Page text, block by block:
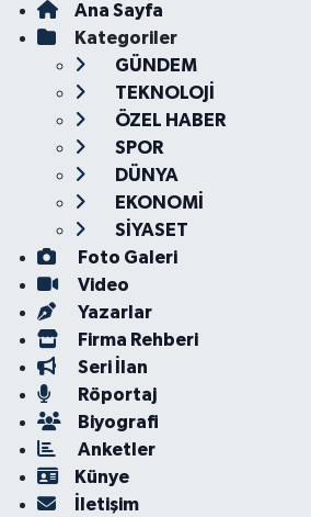
Ana Sayfa
Kategoriler
GÜNDEM
TEKNOLOJİ
ÖZEL HABER
SPOR
DÜNYA
EKONOMİ
SİYASET
Foto Galeri
Video
Yazarlar
Firma Rehberi
Seri İlan
Röportaj
Biyografi
Anketler
Künye
İletişim